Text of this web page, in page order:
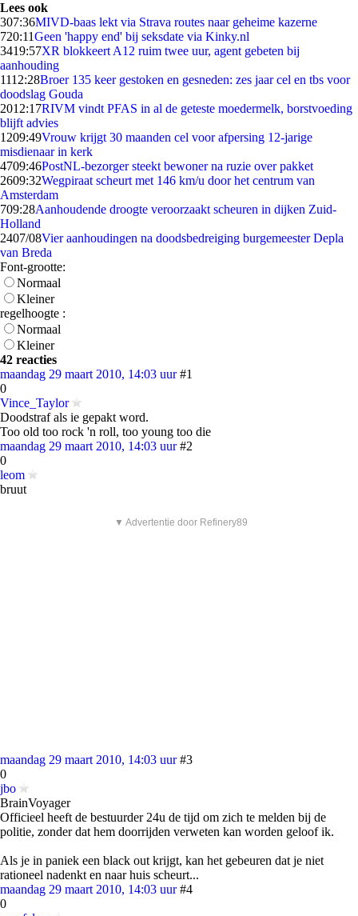
Lees ook
307:36MIVD-baas lekt via Strava routes naar geheime kazerne
720:11Geen 'happy end' bij seksdate via Kinky.nl
3419:57XR blokkeert A12 ruim twee uur, agent gebeten bij
aanhouding
1112:28Broer 135 keer gestoken en gesneden: zes jaar cel en tbs voor
doodslag Gouda
2012:17RIVM vindt PFAS in al de geteste moedermelk, borstvoeding
blijft advies
1209:49Vrouw krijgt 30 maanden cel voor afpersing 12-jarige
misdienaar in kerk
4709:46PostNL-bezorger steekt bewoner na ruzie over pakket
2609:32Wegpiraat scheurt met 146 km/u door het centrum van
Amsterdam
709:28Aanhoudende droogte veroorzaakt scheuren in dijken Zuid-
Holland
2407/08Vier aanhoudingen na doodsbedreiging burgemeester Depla
van Breda
Font-grootte:
Normaal
Kleiner
regelhoogte :
Normaal
Kleiner
42 reacties
maandag 29 maart 2010, 14:03 uur #1
0
Vince_Taylor
Doodstraf als ie gepakt word.
Too old too rock 'n roll, too young too die
maandag 29 maart 2010, 14:03 uur #2
0
leom
bruut
▼ Advertentie door Refinery89
maandag 29 maart 2010, 14:03 uur #3
0
jbo
BrainVoyager
Officieel heeft de bestuurder 24u de tijd om zich te melden bij de
politie, zonder dat hem doorrijden verweten kan worden geloof ik.
Als je in paniek een black out krijgt, kan het gebeuren dat je niet
rationeel nadenkt en naar huis scheurt...
maandag 29 maart 2010, 14:03 uur #4
0